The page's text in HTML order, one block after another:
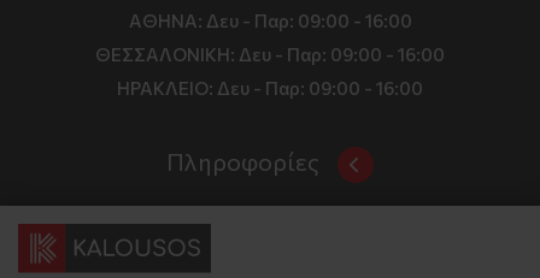
ΑΘΗΝΑ: Δευ - Παρ: 09:00 - 16:00
ΘΕΣΣΑΛΟΝΙΚΗ: Δευ - Παρ: 09:00 - 16:00
ΗΡΑΚΛΕΙΟ: Δευ - Παρ: 09:00 - 16:00
Πληροφορίες
Όροι και Προϋποθέσεις
Τιμές, Τρόποι Αποστολής και Πληρωμής
Επικοινωνία